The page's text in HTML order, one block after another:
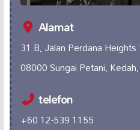
Alamat
31 B, Jalan Perdana
08000 Sungai Petani, Kedah,
telefon
+60 12-539 1155